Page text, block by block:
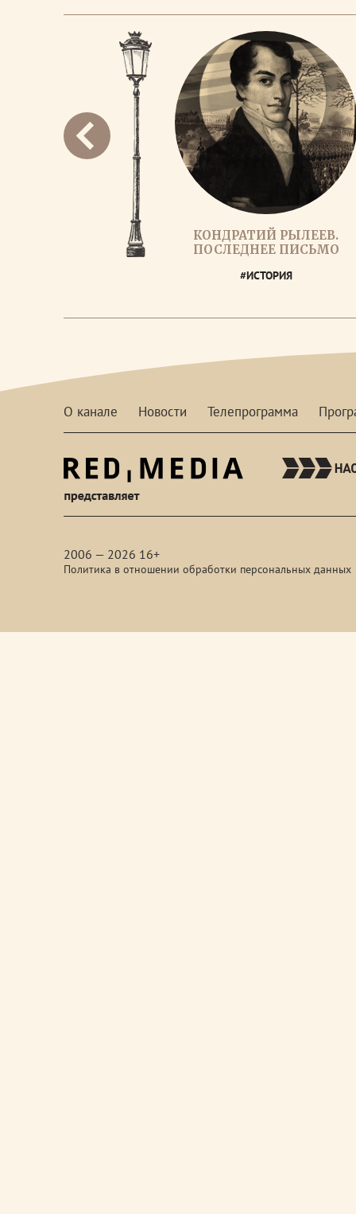
КОНДРАТИЙ РЫЛЕЕВ.
ПОСЛЕДНЕЕ ПИСЬМО
#ИСТОРИЯ
О канале Новости Телепрограмма
2006 — 2026 16+
Политика в отношении обработки персональных данных